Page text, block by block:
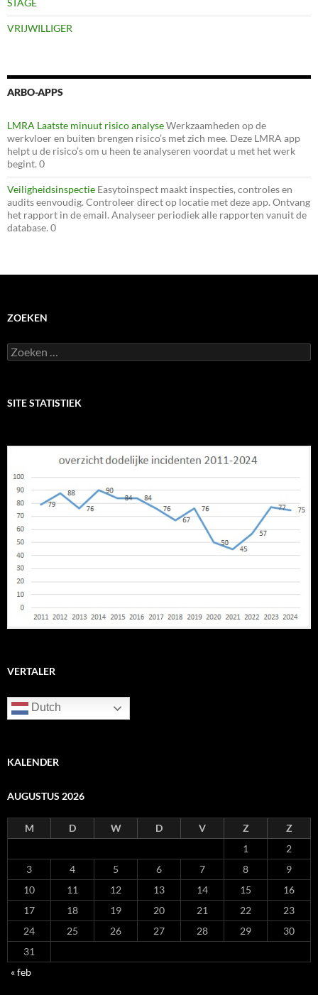
VRIJWILLIGER
ARBO-APPS
LMRA Laatste minuut risico analyseWerkzaamheden op de
werkvloer en buiten brengen risico’s met zich mee. Deze LMRA app
helpt u de risico’s om u heen te analyseren voordat u met het werk
begint. 0
Veiligheidsinspectie Easytoinspect maakt inspecties, controles en
audits eenvoudig. Controleer direct op locatie met deze app. Ontvang
het rapport in de email. Analyseer periodiek alle rapporten vanuit de
database. 0
ZOEKEN
Zoeken
naar:
SITE STATISTIEK
VERTALER
Dutch
KALENDER
AUGUSTUS 2026
M D W D V Z
Z
1
2
3
4 5 6 7 8
9
10
11 12 13 14 15
16
17
18 19 20 21 22
23
24
25 26 27 28 29
30
31
« feb